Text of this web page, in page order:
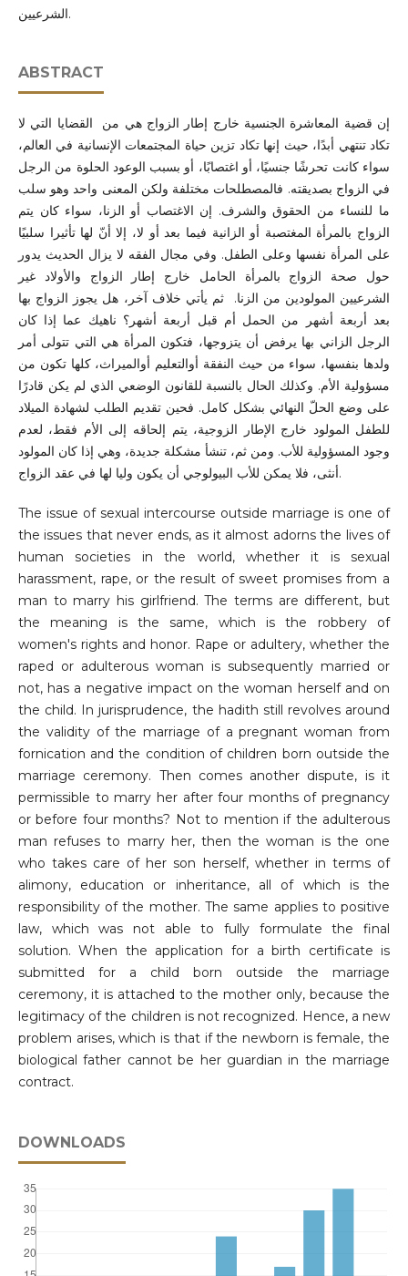
الشرعيين.
ABSTRACT
إن قضية المعاشرة الجنسية خارج إطار الزواج هي من القضايا التي لا
تكاد تنتهي أبدًا، حيث إنها تكاد تزين حياة المجتمعات الإنسانية في العالم،
سواء كانت تحرشًا جنسيًا، أو اغتصابًا، أو بسبب الوعود الحلوة من الرجل
في الزواج بصديقته. فالمصطلحات مختلفة ولكن المعنى واحد وهو سلب
ما للنساء من الحقوق والشرف. إن الاغتصاب أو الزنا، سواء كان يتم
الزواج بالمرأة المغتصبة أو الزانية فيما بعد أو لا، إلا أنّ لها تأثيرا سلبيًا
على المرأة نفسها وعلى الطفل. وفي مجال الفقه لا يزال الحديث يدور
حول صحة الزواج بالمرأة الحامل خارج إطار الزواج والأولاد غير
الشرعيين المولودين من الزنا. ثم يأتي خلاف آخر، هل يجوز الزواج بها
بعد أربعة أشهر من الحمل أم قبل أربعة أشهر؟ ناهيك عما إذا كان
الرجل الزاني بها يرفض أن يتزوجها، فتكون المرأة هي التي تتولى أمر
ولدها بنفسها، سواء من حيث النفقة أوالتعليم أوالميراث، كلها تكون من
مسؤولية الأم. وكذلك الحال بالنسبة للقانون الوضعي الذي لم يكن قادرًا
على وضع الحلّ النهائي بشكل كامل. فحين تقديم الطلب لشهادة الميلاد
للطفل المولود خارج الإطار الزوجية، يتم إلحاقه إلى الأم فقط، لعدم
وجود المسؤولية للأب. ومن ثم، تنشأ مشكلة جديدة، وهي إذا كان المولود
أنثى، فلا يمكن للأب البيولوجي أن يكون وليا لها في عقد الزواج.
The issue of sexual intercourse outside marriage is one of
the issues that never ends, as it almost adorns the lives of
human societies in the world, whether it is sexual
harassment, rape, or the result of sweet promises from a
man to marry his girlfriend. The terms are different, but
the meaning is the same, which is the robbery of
women's rights and honor. Rape or adultery, whether the
raped or adulterous woman is subsequently married or
not, has a negative impact on the woman herself and on
the child. In jurisprudence, the hadith still revolves around
the validity of the marriage of a pregnant woman from
fornication and the condition of children born outside the
marriage ceremony. Then comes another dispute, is it
permissible to marry her after four months of pregnancy
or before four months? Not to mention if the adulterous
man refuses to marry her, then the woman is the one
who takes care of her son herself, whether in terms of
alimony, education or inheritance, all of which is the
responsibility of the mother. The same applies to positive
law, which was not able to fully formulate the final
solution. When the application for a birth certificate is
submitted for a child born outside the marriage
ceremony, it is attached to the mother only, because the
legitimacy of the children is not recognized. Hence, a new
problem arises, which is that if the newborn is female, the
biological father cannot be her guardian in the marriage
contract.
DOWNLOADS